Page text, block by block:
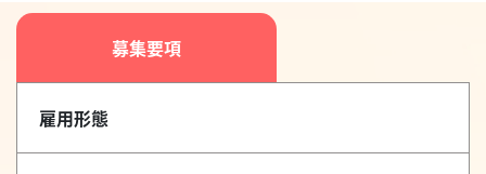
募集要項
雇用形態